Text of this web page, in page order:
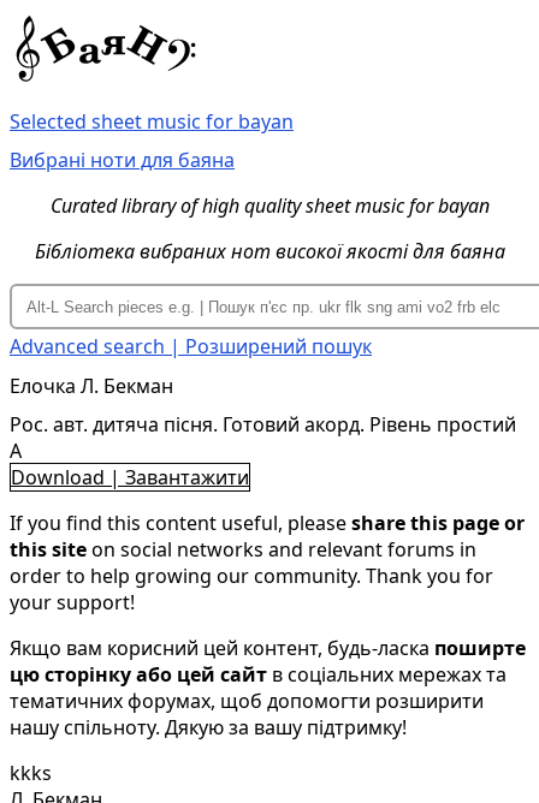
Selected sheet music for bayan
Вибрані ноти для баяна
Curated library of high quality sheet music for bayan
Бібліотека вибраних нот високої якості для баяна
Advanced search | Розширений пошук
Елочка Л. Бекман
Рос. авт. дитяча пісня. Готовий акорд. Рівень простий
A
Download | Завантажити
If you find this content useful, pleaseshare this page or
this siteon social networks and relevant forums in
order to help growing our community. Thank you for
your support!
Якщо вам корисний цей контент, будь-ласка поширте
цю сторінку або цей сайт в соціальних мережах та
тематичних форумах, щоб допомогти розширити
нашу спільноту. Дякую за вашу підтримку!
kkks